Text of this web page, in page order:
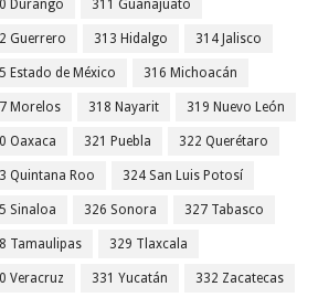
Durango 311 Guanajuato
Guerrero 313 Hidalgo 314 Jalisco
Estado de México 316 Michoacán
Morelos 318 Nayarit 319 Nuevo León
Oaxaca 321 Puebla 322 Querétaro
Quintana Roo 324 San Luis Potosí
Sinaloa 326 Sonora 327 Tabasco
Tamaulipas 329 Tlaxcala
Veracruz 331 Yucatán 332 Zacatecas